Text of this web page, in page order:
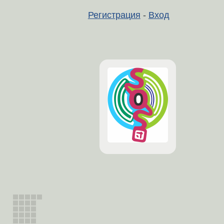
Регистрация - Вход